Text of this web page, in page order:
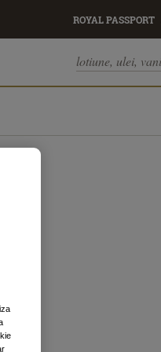
ROYAL PASSPORT